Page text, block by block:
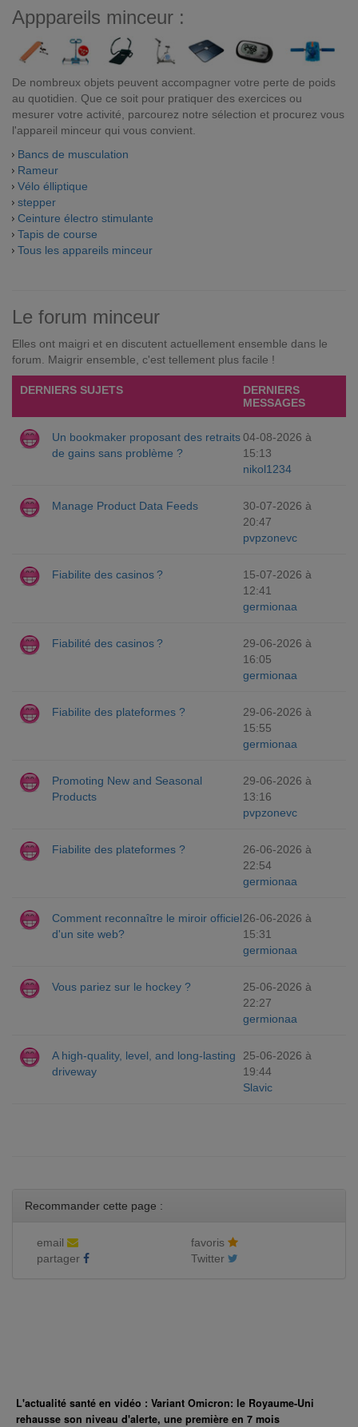
Apppareils minceur :
De nombreux objets peuvent accompagner votre perte de poids
au quotidien. Que ce soit pour pratiquer des exercices ou
mesurer votre activité, parcourez notre sélection et procurez vous
l'appareil minceur qui vous convient.
Bancs de musculation
Rameur
Vélo élliptique
stepper
Ceinture électro stimulante
Tapis de course
Tous les appareils minceur
Le forum minceur
Elles ont maigri et en discutent actuellement ensemble dans le
forum. Maigrir ensemble, c'est tellement plus facile !
DERNIERS SUJETS
DERNIERS
MESSAGES
Un bookmaker proposant des retraits
de gains sans problème ?
04-08-2026 à
15:13
nikol1234
Manage Product Data Feeds
30-07-2026 à
20:47
pvpzonevc
Fiabilite des casinos ?
15-07-2026 à
12:41
germionaa
Fiabilité des casinos ?
29-06-2026 à
16:05
germionaa
Fiabilite des plateformes ?
29-06-2026 à
15:55
germionaa
Promoting New and Seasonal
Products
29-06-2026 à
13:16
pvpzonevc
Fiabilite des plateformes ?
26-06-2026 à
22:54
germionaa
Comment reconnaître le miroir officiel
d'un site web?
26-06-2026 à
15:31
germionaa
Vous pariez sur le hockey ?
25-06-2026 à
22:27
germionaa
A high-quality, level, and long-lasting
driveway
25-06-2026 à
19:44
Slavic
Recommander cette page :
email
favoris
partager
Twitter
L'actualité santé en vidéo : Variant Omicron: le Royaume-Uni
rehausse son niveau d'alerte, une première en 7 mois